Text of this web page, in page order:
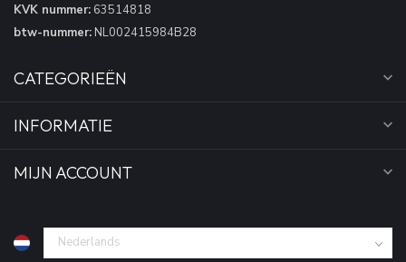
KVK nummer: 63514818
btw-nummer: NL002415984B28
CATEGORIEËN
INFORMATIE
MIJN ACCOUNT